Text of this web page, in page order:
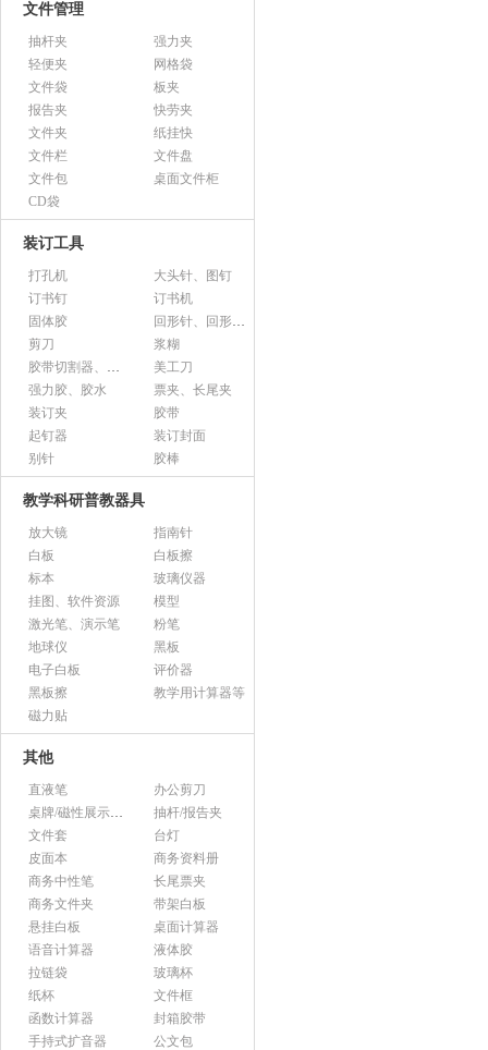
文件管理
抽杆夹
强力夹
轻便夹
网格袋
文件袋
板夹
报告夹
快劳夹
文件夹
纸挂快
文件栏
文件盘
文件包
桌面文件柜
CD袋
装订工具
打孔机
大头针、图钉
订书钉
订书机
固体胶
回形针、回形针盒
剪刀
浆糊
胶带切割器、胶带座、封箱器
美工刀
强力胶、胶水
票夹、长尾夹
装订夹
胶带
起钉器
装订封面
别针
胶棒
教学科研普教器具
放大镜
指南针
白板
白板擦
标本
玻璃仪器
挂图、软件资源
模型
激光笔、演示笔
粉笔
地球仪
黑板
电子白板
评价器
黑板擦
教学用计算器等
磁力贴
其他
直液笔
办公剪刀
桌牌/磁性展示帖/证件框
抽杆/报告夹
文件套
台灯
皮面本
商务资料册
商务中性笔
长尾票夹
商务文件夹
带架白板
悬挂白板
桌面计算器
语音计算器
液体胶
拉链袋
玻璃杯
纸杯
文件框
函数计算器
封箱胶带
手持式扩音器
公文包